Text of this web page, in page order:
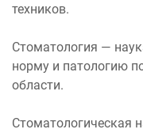
техников.
Стоматология —
норму и патологию
области.
Стоматологическая